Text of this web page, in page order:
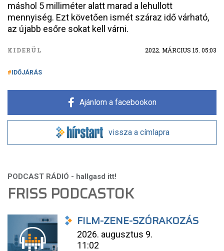
máshol 5 milliméter alatt marad a lehullott
mennyiség. Ezt követően ismét száraz idő várható,
az újabb esőre sokat kell várni.
KIDERÜL 2022. MÁRCIUS 15. 05:03
IDŐJÁRÁS
Ajánlom a facebookon
vissza a címlapra
FRISS PODCASTOK
FILM-ZENE-SZÓRAKOZÁS
2026. augusztus 9.
11:02